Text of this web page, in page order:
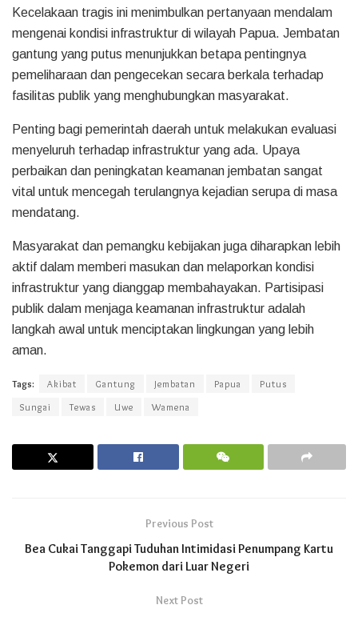
Kecelakaan tragis ini menimbulkan pertanyaan mendalam
mengenai kondisi infrastruktur di wilayah Papua. Jembatan
gantung yang putus menunjukkan betapa pentingnya
pemeliharaan dan pengecekan secara berkala terhadap
fasilitas publik yang menghubungkan masyarakat.
Penting bagi pemerintah daerah untuk melakukan evaluasi
menyeluruh terhadap infrastruktur yang ada. Upaya
perbaikan dan peningkatan keamanan jembatan sangat
vital untuk mencegah terulangnya kejadian serupa di masa
mendatang.
Masyarakat dan pemangku kebijakan juga diharapkan lebih
aktif dalam memberi masukan dan melaporkan kondisi
infrastruktur yang dianggap membahayakan. Partisipasi
publik dalam menjaga keamanan infrastruktur adalah
langkah awal untuk menciptakan lingkungan yang lebih
aman.
Tags: Akibat Gantung Jembatan Papua
Putus
Sungai
Tewas Uwe Wamena
Previous Post
Bea Cukai Tanggapi Tuduhan Intimidasi Penumpang Kartu
Pokemon dari Luar Negeri
Next Post